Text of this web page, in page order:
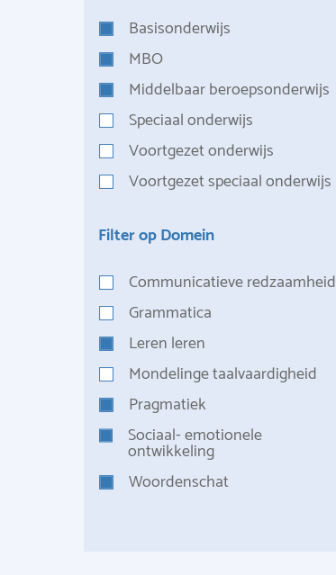
Basisonderwijs
MBO
Middelbaar beroepsonderwijs
Speciaal onderwijs
Voortgezet onderwijs
Voortgezet speciaal onderwijs
Filter op Domein
Communicatieve redzaamheid
Grammatica
Leren leren
Mondelinge taalvaardigheid
Pragmatiek
Sociaal- emotionele
ontwikkeling
Woordenschat